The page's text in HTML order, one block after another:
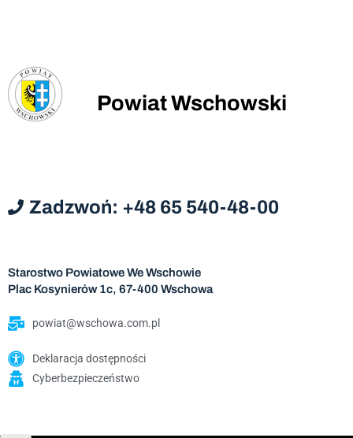
Powiat Wschowski
Zadzwoń: +48 65 540-48-00
Starostwo Powiatowe We Wschowie
Plac Kosynierów 1c, 67-400 Wschowa
powiat@wschowa.com.pl
Deklaracja dostępności
Cyberbezpieczeństwo